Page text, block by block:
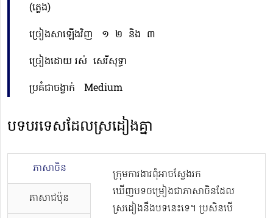
(ភ្លេង)
ច្រៀងសាឡើងវិញ ១ ២ និង ៣
ច្រៀងដោយ រស់ សេរីសុទ្ធា
ប្រគំជាចង្វាក់ Medium
បទបរទេសដែលស្រដៀងគ្នា
ភាសាចិន
ភាសាជប៉ុន
ក្រុមការងារពុំអាចស្វែងរក
ឃើញបទចម្រៀងជាភាសាចិនដែល
ស្រដៀងនឹងបទនេះទេ។ ប្រសិនបើ